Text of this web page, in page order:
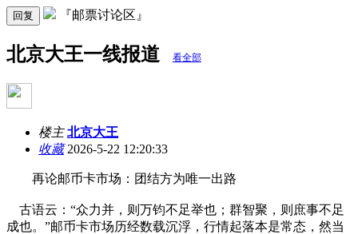
回复 『邮票讨论区』
北京大王一线报道 看全部
楼主 北京大王
收藏2026-5-22 12:20:33
再论邮币卡市场：团结方为唯一出路
古语云：“众力并，则万钧不足举也；群智聚，则庶事不足
成也。”邮币卡市场历经数载沉浮，行情起落本是常态，然当